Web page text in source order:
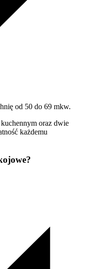
od 50 do 69 mkw.
kuchennym oraz dwie
każdemu